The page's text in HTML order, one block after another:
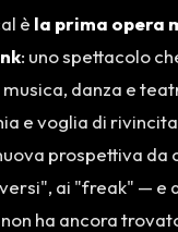
è la prima opera
: uno spettacolo
danza e
e voglia di
prospettiva da
ai "freak" — e
ha ancora